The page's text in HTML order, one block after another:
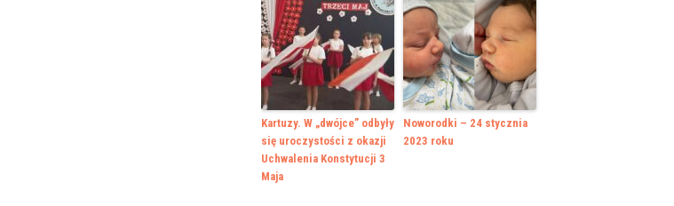
Kartuzy. W „dwójce” odbyły
się uroczystości z okazji
Uchwalenia Konstytucji 3
Maja
Noworodki – 24 stycznia
2023 roku